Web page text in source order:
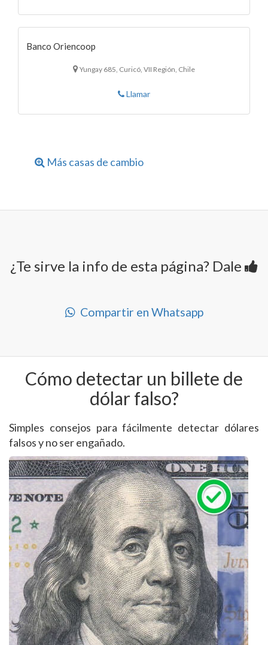
Banco Oriencoop
Yungay 685, Curicó, VII Región, Chile
Llamar
Más casas de cambio
¿Te sirve la info de esta página? Dale
Compartir en Whatsapp
Cómo detectar un billete de
dólar falso?
Simples consejos para fácilmente detectar dólares
falsos y no ser engañado.